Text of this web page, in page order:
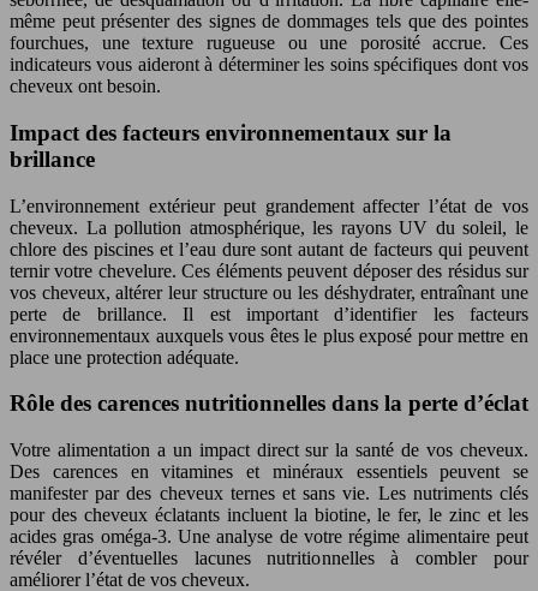
même peut présenter des signes de dommages tels que des pointes
fourchues, une texture rugueuse ou une porosité accrue. Ces
indicateurs vous aideront à déterminer les soins spécifiques dont vos
cheveux ont besoin.
Impact des facteurs environnementaux sur la
brillance
L’environnement extérieur peut grandement affecter l’état de vos
cheveux. La pollution atmosphérique, les rayons UV du soleil, le
chlore des piscines et l’eau dure sont autant de facteurs qui peuvent
ternir votre chevelure. Ces éléments peuvent déposer des résidus sur
vos cheveux, altérer leur structure ou les déshydrater, entraînant une
perte de brillance. Il est important d’identifier les facteurs
environnementaux auxquels vous êtes le plus exposé pour mettre en
place une protection adéquate.
Rôle des carences nutritionnelles dans la perte d’éclat
Votre alimentation a un impact direct sur la santé de vos cheveux.
Des carences en vitamines et minéraux essentiels peuvent se
manifester par des cheveux ternes et sans vie. Les nutriments clés
pour des cheveux éclatants incluent la biotine, le fer, le zinc et les
acides gras oméga-3. Une analyse de votre régime alimentaire peut
révéler d’éventuelles lacunes nutritionnelles à combler pour
améliorer l’état de vos cheveux.